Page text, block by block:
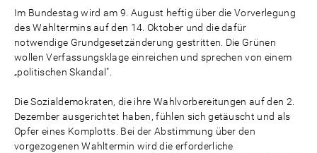
Im Bundestag wird am 9. August heftig über die Vorverlegung
des Wahltermins auf den 14. Oktober und die dafür
notwendige Grundgesetzänderung gestritten. Die Grünen
wollen Verfassungsklage einreichen und sprechen von einem
„politischen Skandal".
Die Sozialdemokraten, die ihre Wahlvorbereitungen auf den 2.
Dezember ausgerichtet haben, fühlen sich getäuscht und als
Opfer eines Komplotts. Bei der Abstimmung über den
vorgezogenen Wahltermin wird die erforderliche